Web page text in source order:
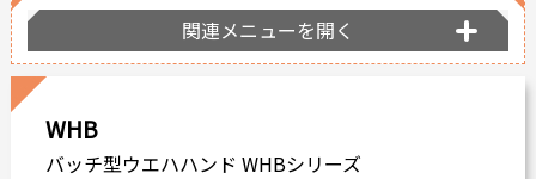
WHB
バッチ型ウエハハンド WHBシリーズ
関連メニューを開く
海外拠点
個人情報の取り扱い